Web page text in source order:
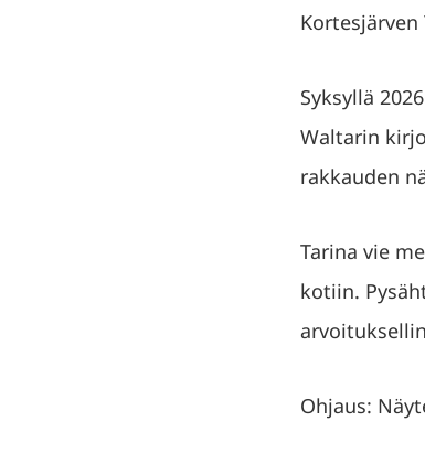
Syksyllä
Waltarin
rakkauden
Tarina vie
kotiin.
Ohjaus: